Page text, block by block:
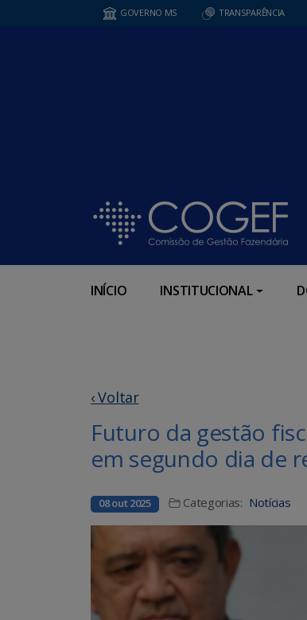
GOVERNO MS TRANSPARÊNCIA
INÍCIO INSTITUCIONAL
‹ Voltar
Futuro da gestão
em segundo dia de
08 out 2025 Categorias: Notícias